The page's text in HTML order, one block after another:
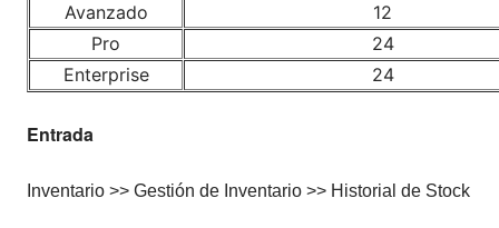
Avanzado
12
Pro
24
Enterprise
24
Entrada
Inventario >> Gestión de Inventario >> Historial de Stock